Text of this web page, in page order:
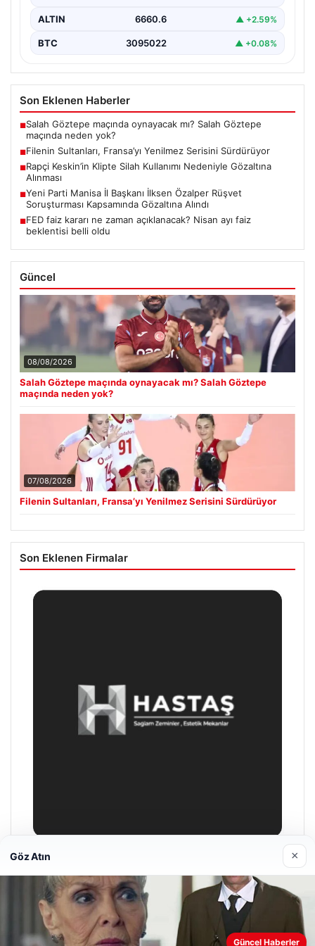
ALTIN 6660.6 ▲ +2.59%
BTC 3095022 ▲ +0.08%
Son Eklenen Haberler
■Salah Göztepe maçında oynayacak mı? Salah Göztepe
maçında neden yok?
■Filenin Sultanları, Fransa’yı Yenilmez Serisini Sürdürüyor
■Rapçi Keskin’in Klipte Silah Kullanımı Nedeniyle Gözaltına
Alınması
■Yeni Parti Manisa İl Başkanı İlksen Özalper Rüşvet
Soruşturması Kapsamında Gözaltına Alındı
■FED faiz kararı ne zaman açıklanacak? Nisan ayı faiz
beklentisi belli oldu
Güncel
08/08/2026
Salah Göztepe maçında oynayacak mı? Salah Göztepe
maçında neden yok?
07/08/2026
Filenin Sultanları, Fransa’yı Yenilmez Serisini Sürdürüyor
Son Eklenen Firmalar
28/04/2026
Web sitemizi nasıl kullandığınızı daha iyi anlayabilmek,
Göz Atın ×
Güncel Haberler